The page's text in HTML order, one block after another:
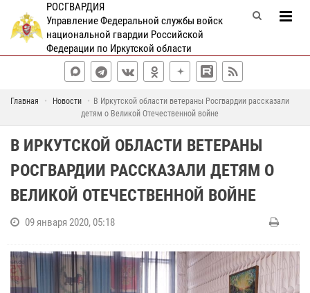
РОСГВАРДИЯ
Управление Федеральной службы войск
национальной гвардии Российской
Федерации по Иркутской области
Главная Новости
В Иркутской области ветераны Росгвардии рассказали
детям о Великой Отечественной войне
В ИРКУТСКОЙ ОБЛАСТИ ВЕТЕРАНЫ
РОСГВАРДИИ РАССКАЗАЛИ ДЕТЯМ О
ВЕЛИКОЙ ОТЕЧЕСТВЕННОЙ ВОЙНЕ
09 января 2020, 05:18